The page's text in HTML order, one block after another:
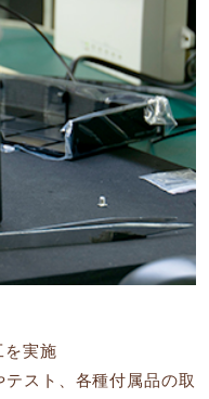
を実施
スト、各種付属品の取